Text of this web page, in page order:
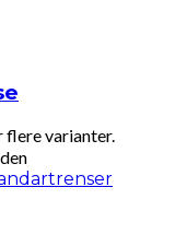
flere varianter.
trenser